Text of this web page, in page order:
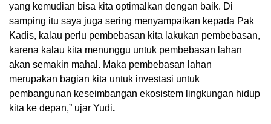
yang kemudian bisa kita optimalkan dengan baik. Di
samping itu saya juga sering menyampaikan kepada Pak
Kadis, kalau perlu pembebasan kita lakukan pembebasan,
karena kalau kita menunggu untuk pembebasan lahan
akan semakin mahal. Maka pembebasan lahan
merupakan bagian kita untuk investasi untuk
pembangunan keseimbangan ekosistem lingkungan hidup
kita ke depan,” ujar Yudi.